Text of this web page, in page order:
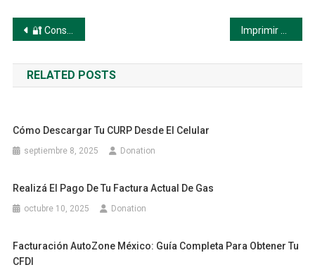
Navegación
de
entradas
🔐 Consejos de Seguridad — Paso a paso
RELATED POSTS
Cómo Descargar Tu CURP Desde El Celular
septiembre 8, 2025 Donation
Realizá El Pago De Tu Factura Actual De Gas
octubre 10, 2025 Donation
Facturación AutoZone México: Guía Completa Para Obtener Tu
CFDI